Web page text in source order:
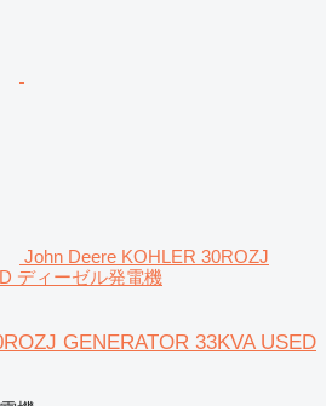
John Deere KOHLER 30ROZJ
ディーゼル発電機
GENERATOR 33KVA USED